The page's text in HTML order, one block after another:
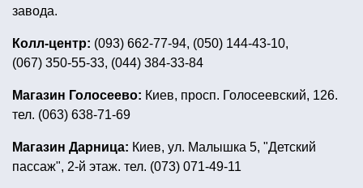
реквизит для ковбойской вечеринки
фольгированные шары на день рождения
снежинки цена костюм индеец
ретро вечеринка в стиле 80 х
день рождения hello kitty
аксессуары для ковбойской вечеринки
аксессуары ко дню святого патрика
завода.
Колл-центр: (093) 662-77-94, (050) 144-43-10,
(067) 350-55-33, (044) 384-33-84
Магазин Голосеево: Киев, просп. Голосеевский, 126.
тел. (063) 638-71-69
Магазин Дарница: Киев, ул. Малышка 5, "Детский
пассаж", 2-й этаж. тел. (073) 071-49-11